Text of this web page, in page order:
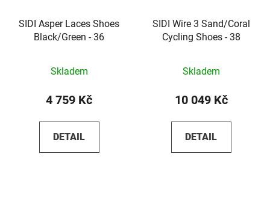
SIDI Asper Laces Shoes
Black/Green - 36
Skladem
4 759 Kč
DETAIL
SIDI Wire 3 Sand/Coral
Cycling Shoes - 38
Skladem
10 049 Kč
DETAIL